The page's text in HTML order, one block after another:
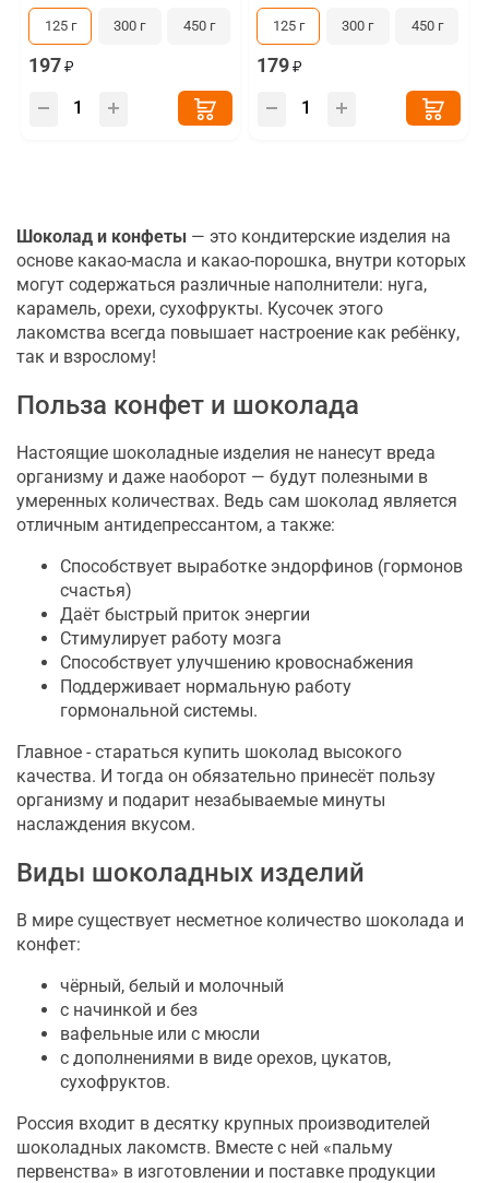
125 г 300 г 450 г
197
125 г 300 г 450 г
179
Шоколад и конфеты — это кондитерские изделия на
основе какао-масла и какао-порошка, внутри которых
могут содержаться различные наполнители: нуга,
карамель, орехи, сухофрукты. Кусочек этого
лакомства всегда повышает настроение как ребёнку,
так и взрослому!
Польза конфет и шоколада
Настоящие шоколадные изделия не нанесут вреда
организму и даже наоборот — будут полезными в
умеренных количествах. Ведь сам шоколад является
отличным антидепрессантом, а также:
Способствует выработке эндорфинов (гормонов
счастья)
Даёт быстрый приток энергии
Стимулирует работу мозга
Способствует улучшению кровоснабжения
Поддерживает нормальную работу
гормональной системы.
Главное - стараться купить шоколад высокого
качества. И тогда он обязательно принесёт пользу
организму и подарит незабываемые минуты
наслаждения вкусом.
Виды шоколадных изделий
В мире существует несметное количество шоколада и
конфет:
чёрный, белый и молочный
с начинкой и без
вафельные или с мюсли
с дополнениями в виде орехов, цукатов,
сухофруктов.
Россия входит в десятку крупных производителей
шоколадных лакомств. Вместе с ней «пальму
первенства» в изготовлении и поставке продукции